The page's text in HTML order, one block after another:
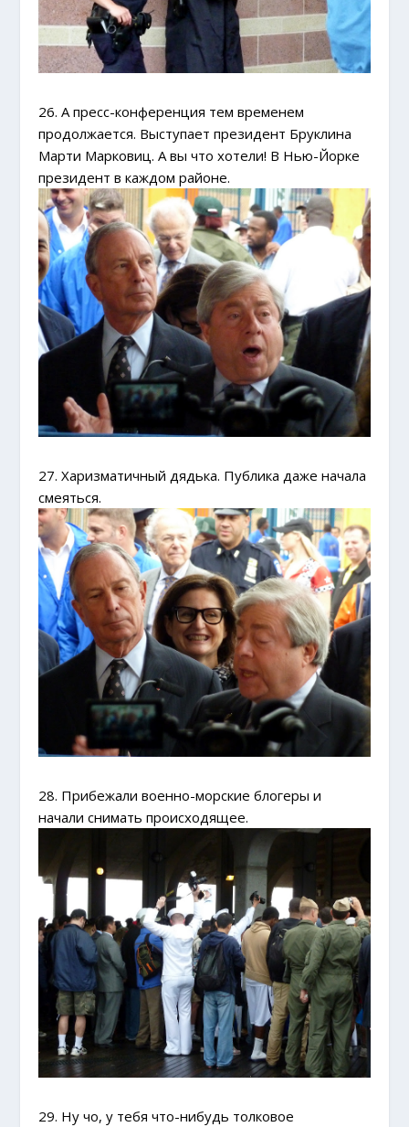
26. А пресс-конференция тем временем
продолжается. Выступает президент Бруклина
Марти Марковиц. А вы что хотели! В Нью-Йорке
президент в каждом районе.
27. Харизматичный дядька. Публика даже начала
смеяться.
28. Прибежали военно-морские блогеры и
начали снимать происходящее.
29. Ну чо, у тебя что-нибудь толковое